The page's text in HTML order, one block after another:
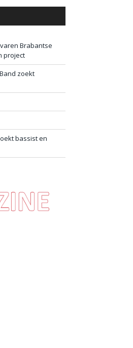
Brabantse
project
zoekt
bassist en